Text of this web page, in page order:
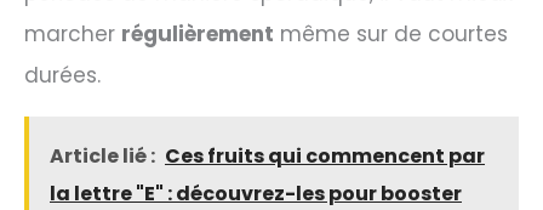
marcher régulièrement même sur de courtes
durées.
Article lié : Ces fruits qui commencent par
la lettre "E" : découvrez-les pour booster